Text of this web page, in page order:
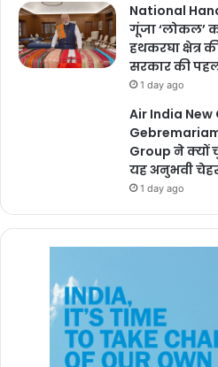
National
गूंजा ‘लोकल’
हथकरघा क्षेत्र
सरकार की
1 day ago
Air India New
Group ने क्यों
यह अनुभवी
1 day ago